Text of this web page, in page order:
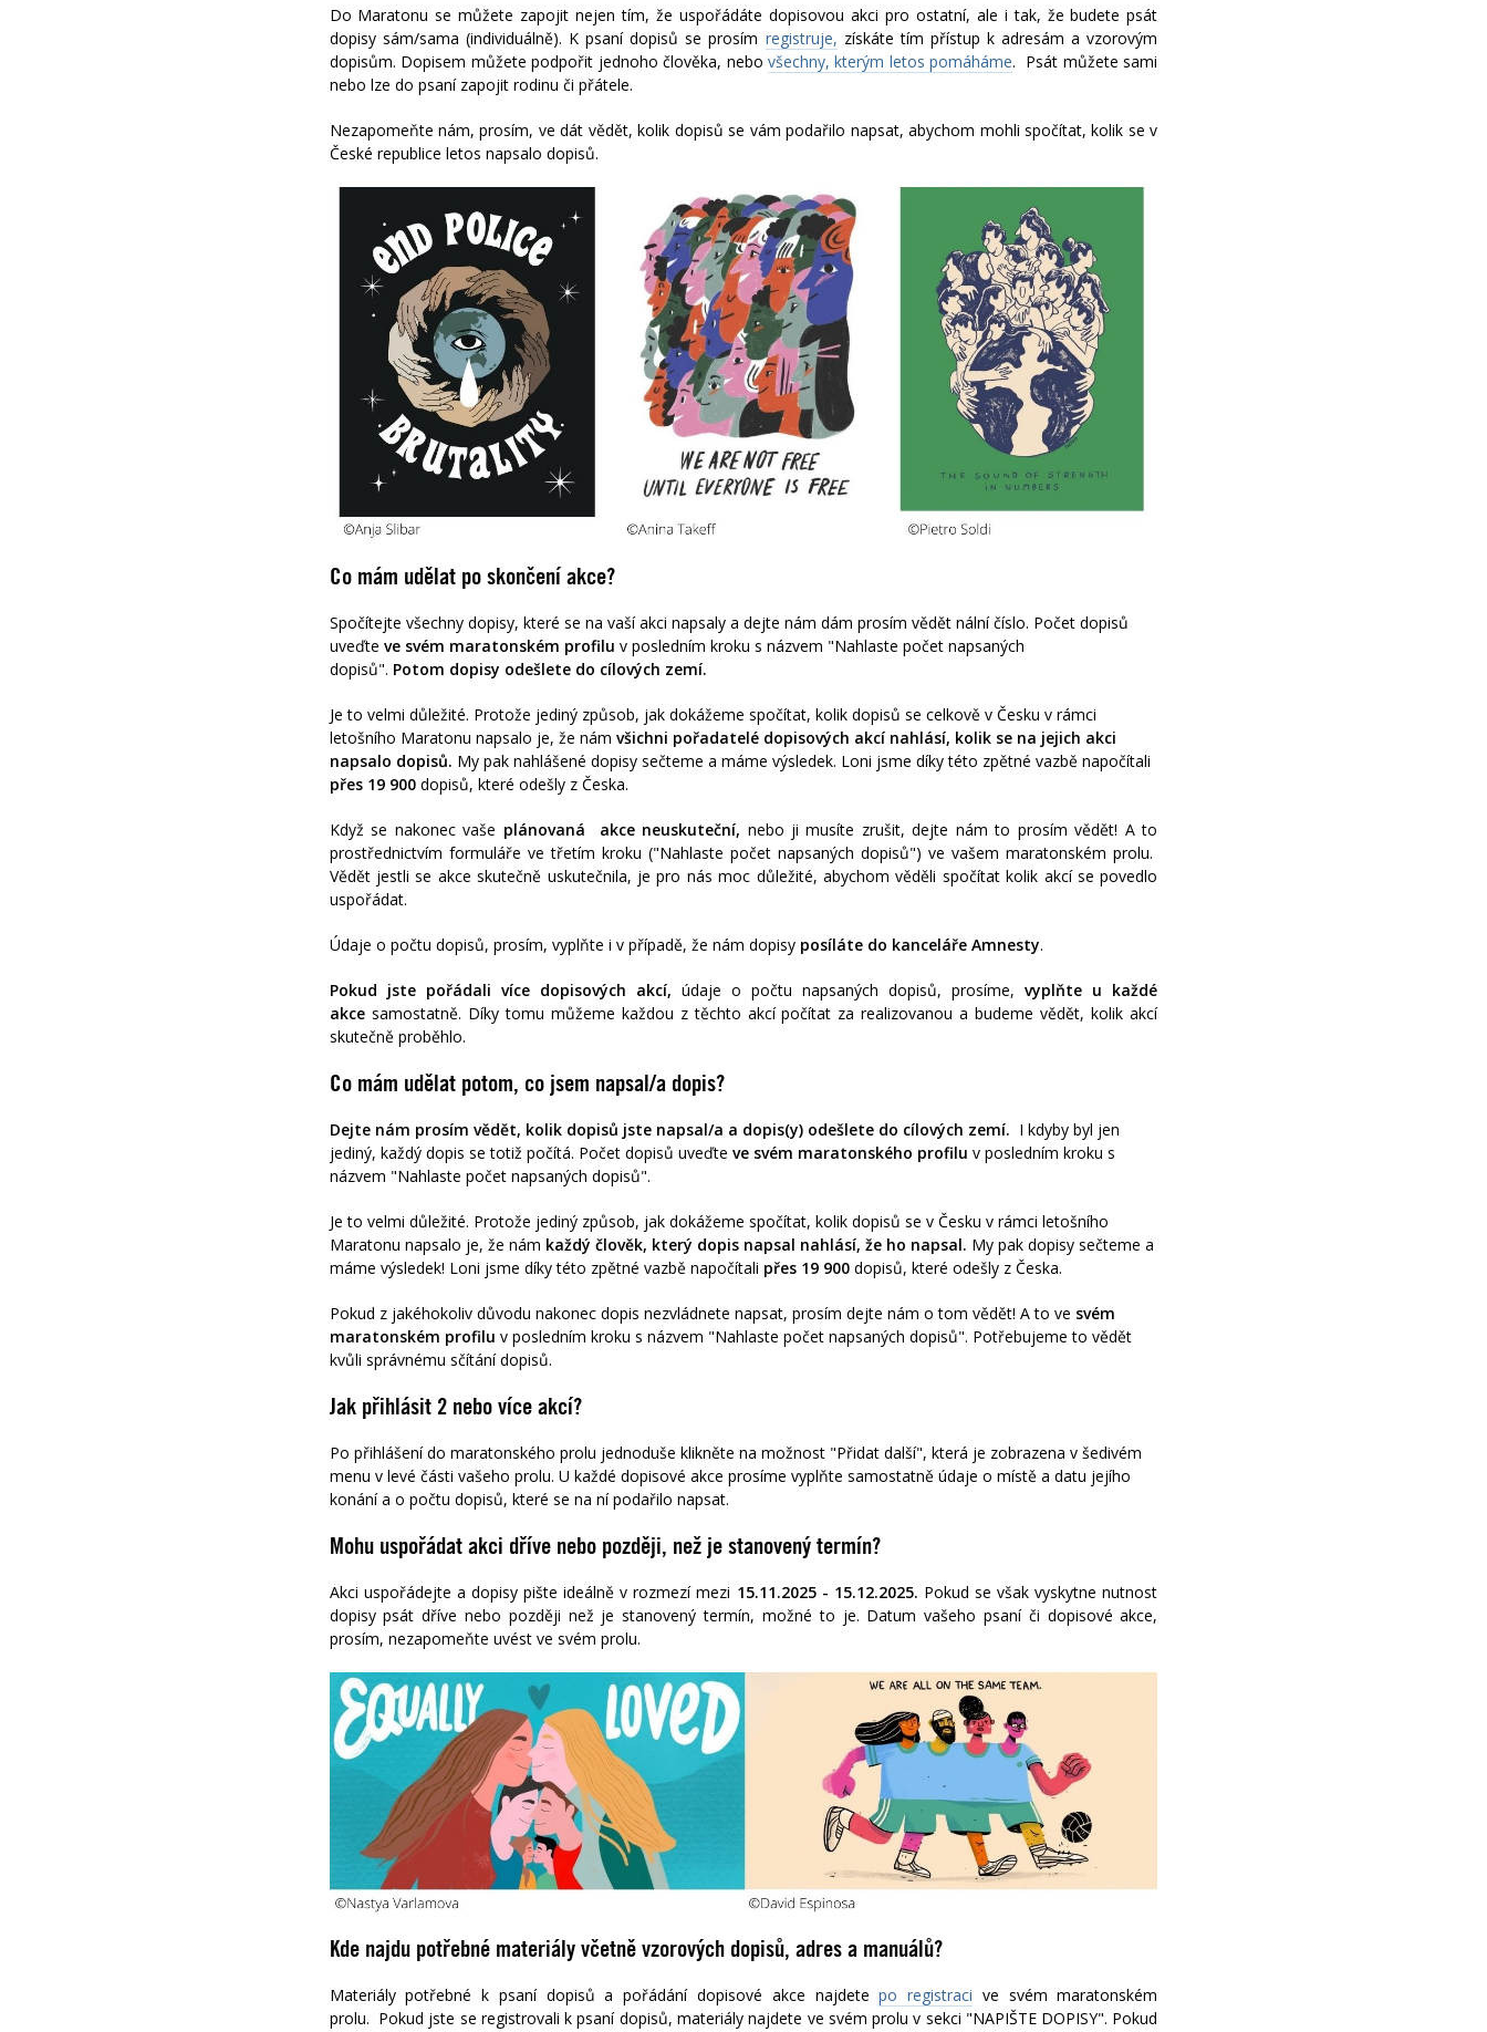
Do Maratonu se můžete zapojit nejen tím, že uspořádáte dopisovou akci pro ostatní, ale i tak, že budete psát
dopisy sám/sama (individuálně). K psaní dopisů se prosím registruje, získáte tím přístup k adresám a vzorovým
dopisům. Dopisem můžete podpořit jednoho člověka, nebo všechny, kterým letos pomáháme. Psát můžete sami
nebo lze do psaní zapojit rodinu či přátele.
Nezapomeňte nám, prosím, ve dát vědět, kolik dopisů se vám podařilo napsat, abychom mohli spočítat, kolik se v
České republice letos napsalo dopisů.
Co mám udělat po skončení akce?
Spočítejte všechny dopisy, které se na vaší akci napsaly a dejte nám dám prosím vědět finální číslo. Počet dopisů
uveďte ve svém maratonském profilu v posledním kroku s názvem "Nahlaste počet napsaných
dopisů". Potom dopisy odešlete do cílových zemí.
Je to velmi důležité. Protože jediný způsob, jak dokážeme spočítat, kolik dopisů se celkově v Česku v rámci
letošního Maratonu napsalo je, že nám všichni pořadatelé dopisových akcí nahlásí, kolik se na jejich akci
napsalo dopisů. My pak nahlášené dopisy sečteme a máme výsledek. Loni jsme díky této zpětné vazbě napočítali
přes 19 900dopisů, které odešly z Česka.
Když se nakonec vaše plánovaná akce neuskuteční, nebo ji musíte zrušit, dejte nám to prosím vědět! A to
prostřednictvím formuláře ve třetím kroku ("Nahlaste počet napsaných dopisů") ve vašem maratonském profilu.
Vědět jestli se akce skutečně uskutečnila, je pro nás moc důležité, abychom věděli spočítat kolik akcí se povedlo
uspořádat.
Údaje o počtu dopisů, prosím, vyplňte i v případě, že nám dopisy posíláte do kanceláře Amnesty.
Pokud jste pořádali více dopisových akcí, údaje o počtu napsaných dopisů, prosíme,vyplňte u každé
akce samostatně. Díky tomu můžeme každou z těchto akcí počítat za realizovanou a budeme vědět, kolik akcí
skutečně proběhlo.
Co mám udělat potom, co jsem napsal/a dopis?
Dejte nám prosím vědět, kolik dopisů jste napsal/a a dopis(y) odešlete do cílových zemí. I kdyby byl jen
jediný, každý dopis se totiž počítá. Počet dopisů uveďte ve svém maratonského profilu v posledním kroku s
názvem "Nahlaste počet napsaných dopisů".
Je to velmi důležité. Protože jediný způsob, jak dokážeme spočítat, kolik dopisů se v Česku v rámci letošního
Maratonu napsalo je, že nám každý člověk, který dopis napsal nahlásí, že ho napsal. My pak dopisy sečteme a
máme výsledek! Loni jsme díky této zpětné vazbě napočítali přes 19 900dopisů, které odešly z Česka.
Pokud z jakéhokoliv důvodu nakonec dopis nezvládnete napsat, prosím dejte nám o tom vědět! A to ve svém
maratonském profilu v posledním kroku s názvem "Nahlaste počet napsaných dopisů". Potřebujeme to vědět
kvůli správnému sčítání dopisů.
Jak přihlásit 2 nebo více akcí?
Po přihlášení do maratonského profilu jednoduše klikněte na možnost "Přidat další", která je zobrazena v šedivém
menu v levé části vašeho profilu. U každé dopisové akce prosíme vyplňte samostatně údaje o místě a datu jejího
konání a o počtu dopisů, které se na ní podařilo napsat.
Mohu uspořádat akci dříve nebo později, než je stanovený termín?
Akci uspořádejte a dopisy pište ideálně v rozmezí mezi 15.11.2025 - 15.12.2025. Pokud se však vyskytne nutnost
dopisy psát dříve nebo později než je stanovený termín, možné to je. Datum vašeho psaní či dopisové akce,
prosím, nezapomeňte uvést ve svém profilu.
Kde najdu potřebné materiály včetně vzorových dopisů, adres a manuálů?
Materiály potřebné k psaní dopisů a pořádání dopisové akce najdete po registraci ve svém maratonském
profilu. Pokud jste se registrovali k psaní dopisů, materiály najdete ve svém profilu v sekci "NAPIŠTE DOPISY". Pokud